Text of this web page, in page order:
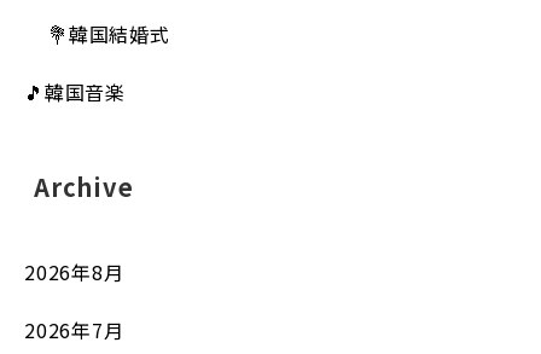
💐韓国結婚式
🎵韓国音楽
Archive
2026年8月
2026年7月